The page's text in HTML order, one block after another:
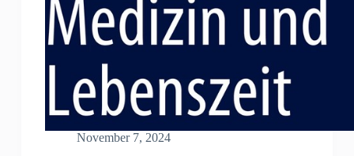
November 7, 2024